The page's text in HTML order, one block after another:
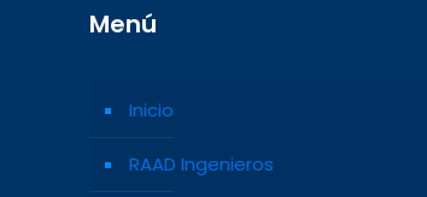
Menú
Inicio
RAAD Ingenieros